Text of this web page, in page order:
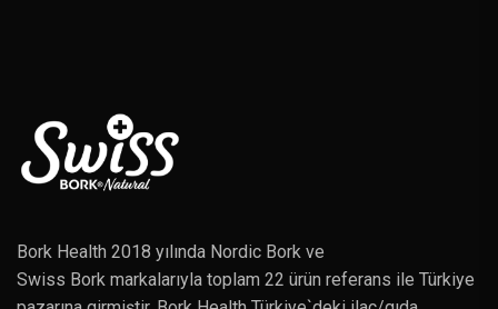
Bork Health 2018 yılında Nordic Bork ve
Swiss Bork markalarıyla toplam 22 ürün referans ile Türkiye